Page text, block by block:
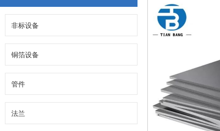
非标设备
铜箔设备
管件
法兰